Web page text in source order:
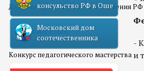
Двойное гражданство Отношения РФ
Русский язык
Конкурс педагогического мастерства
консульство РФ в Оше
Московский дом
соотечественника
-
и